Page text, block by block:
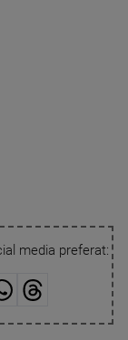
media preferat: